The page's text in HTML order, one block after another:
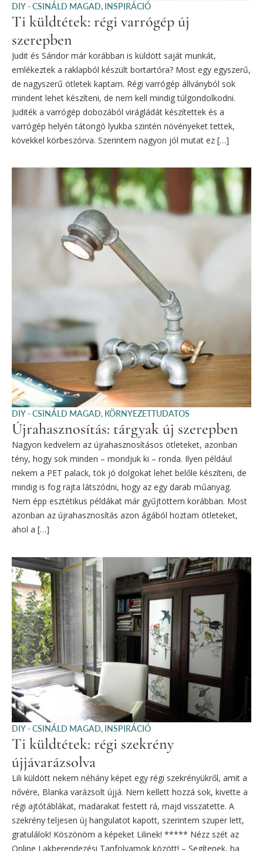
DIY - CSINÁLD MAGAD, INSPIRÁCIÓ
Ti küldtétek: régi varrógép új
szerepben
Judit és Sándor már korábban is küldött saját munkát,
emlékeztek a raklapból készült bortartóra? Most egy egyszerű,
de nagyszerű ötletek kaptam. Régi varrógép állványból sok
mindent lehet készíteni, de nem kell mindig túlgondolkodni.
Juditék a varrógép dobozából virágládát készítettek és a
varrógép helyén tátongó lyukba szintén növényeket tettek,
kövekkel körbeszórva. Szerintem nagyon jól mutat ez […]
DIY - CSINÁLD MAGAD, KÖRNYEZETTUDATOS
Újrahasznosítás: tárgyak új szerepben
Nagyon kedvelem az újrahasznosításos ötleteket, azonban
tény, hogy sok minden – mondjuk ki – ronda. Ilyen például
nekem a PET palack, tök jó dolgokat lehet belőle készíteni, de
mindig is fog rajta látszódni, hogy az egy darab műanyag.
Nem épp esztétikus példákat már gyűjtöttem korábban. Most
azonban az újrahasznosítás azon ágából hoztam ötleteket,
ahol a […]
DIY - CSINÁLD MAGAD, INSPIRÁCIÓ
Ti küldtétek: régi szekrény
újjávarázsolva
Lili küldött nekem néhány képet egy régi szekrényükről, amit a
nővére, Blanka varázsolt újjá. Nem kellett hozzá sok, kivette a
régi ajtótáblákat, madarakat festett rá, majd visszatette. A
szekrény teljesen új hangulatot kapott, szerintem szuper lett,
gratulálok! Köszönöm a képeket Lilinek! ***** Nézz szét az
Online Lakberendezési Tanfolyamok között! – Segítenek, ha